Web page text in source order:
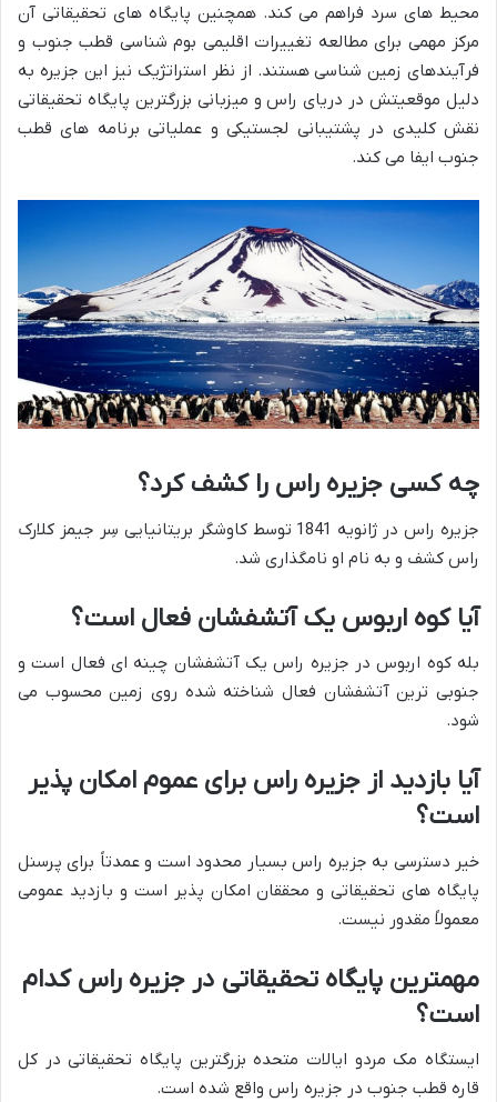
محیط های سرد فراهم می کند. همچنین پایگاه های تحقیقاتی آن
مرکز مهمی برای مطالعه تغییرات اقلیمی بوم شناسی قطب جنوب و
فرآیندهای زمین شناسی هستند. از نظر استراتژیک نیز این جزیره به
دلیل موقعیتش در دریای راس و میزبانی بزرگترین پایگاه تحقیقاتی
نقش کلیدی در پشتیبانی لجستیکی و عملیاتی برنامه های قطب
جنوب ایفا می کند.
چه کسی جزیره راس را کشف کرد؟
جزیره راس در ژانویه 1841 توسط کاوشگر بریتانیایی سِر جیمز کلارک
راس کشف و به نام او نامگذاری شد.
آیا کوه اربوس یک آتشفشان فعال است؟
بله کوه اربوس در جزیره راس یک آتشفشان چینه ای فعال است و
جنوبی ترین آتشفشان فعال شناخته شده روی زمین محسوب می
شود.
آیا بازدید از جزیره راس برای عموم امکان پذیر
است؟
خیر دسترسی به جزیره راس بسیار محدود است و عمدتاً برای پرسنل
پایگاه های تحقیقاتی و محققان امکان پذیر است و بازدید عمومی
معمولاً مقدور نیست.
مهمترین پایگاه تحقیقاتی در جزیره راس کدام
است؟
ایستگاه مک مردو ایالات متحده بزرگترین پایگاه تحقیقاتی در کل
قاره قطب جنوب در جزیره راس واقع شده است.